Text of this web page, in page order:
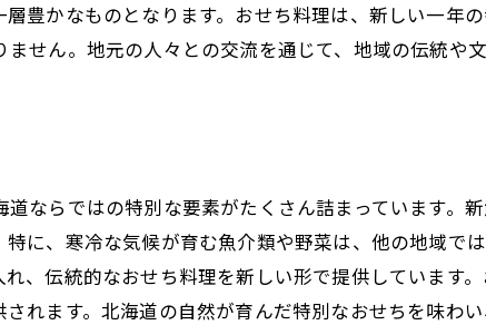
てるおせちの味わい
とおせちの贅沢な組み合わせ
しむ和さびの新年
で新年を祝う—和さびの温かなひととき
年の喜び
豊かなものとなります。おせち料理は、新しい一年
せん。地元の人々との交流を通じて、地域の伝統や
ならではの特別な要素がたくさん詰まっています。
に、寒冷な気候が育む魚介類や野菜は、他の地域で
、伝統的なおせち料理を新しい形で提供しています
れます。北海道の自然が育んだ特別なおせちを味わ